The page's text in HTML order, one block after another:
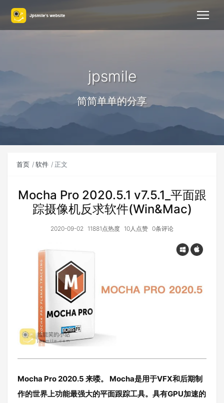
jpsmile
简简单单的分享
首页 软件 正文
Mocha Pro 2020.5.1 v7.5.1_平面跟
踪摄像机反求软件(Win&Mac)
2020-09-02 11881点热度 10人点赞 0条评论
Mocha Pro 2020.5 来喽。 Mocha是用于VFX和后期制
作的世界上功能最强大的平面跟踪工具。具有GPU加速的